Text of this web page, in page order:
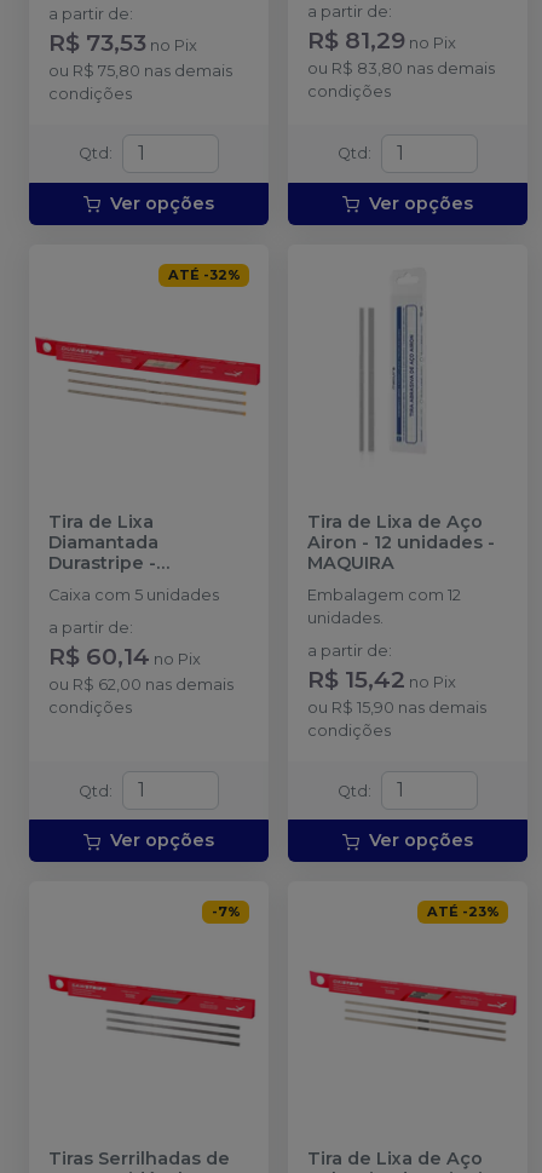
a partir de:
R$ 73,53 no Pix
ou R$ 75,80 nas demais
condições
Qtd :
Ver opções
a partir de:
R$ 81,29 no Pix
ou R$ 83,80 nas demais
condições
Qtd :
Ver opções
ATÉ -32%
Tira de Lixa
Diamantada
Durastripe -
AMERICAN BURRS
Caixa com 5 unidades
a partir de:
R$ 60,14 no Pix
ou R$ 62,00 nas demais
condições
Qtd :
Ver opções
Tira de Lixa de Aço
Airon - 12 unidades -
MAQUIRA
Embalagem com 12
unidades.
a partir de:
R$ 15,42 no Pix
ou R$ 15,90 nas demais
condições
Qtd :
Ver opções
-7%
Tiras Serrilhadas de
ATÉ -23%
Tira de Lixa de Aço